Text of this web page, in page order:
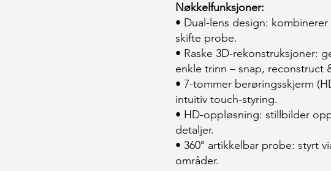
Nøkkelfunksjoner:
• Dual-lens design:
skifte probe.
• Raske 3D-rekonstruksjoner:
enkle trinn – snap, reconstruct
• 7-tommer berøringsskjerm
intuitiv touch-styring.
• HD-oppløsning: stillbilder
detaljer.
• 360° artikkelbar probe: styrt
områder.